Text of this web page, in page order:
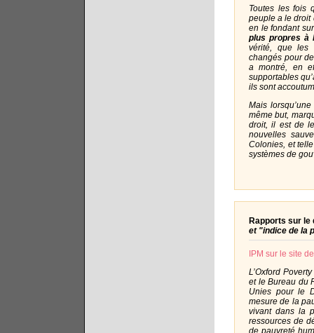
Toutes les fois
peuple a le droit
en le fondant
plus propres à
vérité, que les
changés pour
a montré, en
supportables
ils sont
Mais
même but,
droit, il est de
nouvelles
Colonies, et
systèmes de
Rapports sur le
et "indice de la
IPM sur le site
L’Oxford
et le Bureau du
Unies pour le
mesure de la
vivant dans la
ressources de
de pauvreté